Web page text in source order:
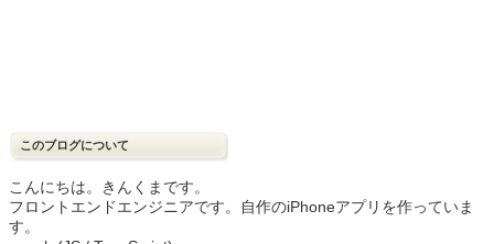
このブログについて
こんにちは。きんくまです。
フロントエンドエンジニアです。自作のiPhoneアプリを作っていま
す。